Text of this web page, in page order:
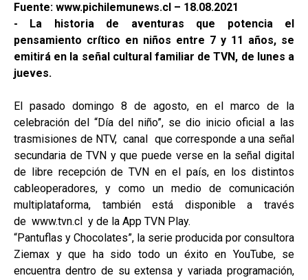
Fuente: www.pichilemunews.cl – 18.08.2021
- La historia de aventuras que potencia el
pensamiento crítico en niños entre 7 y 11 años, se
emitirá en la señal cultural familiar de TVN, de lunes a
jueves.
El pasado domingo 8 de agosto, en el marco de la
celebración del “Día del niño”, se dio inicio oficial a las
trasmisiones de NTV, canal que corresponde a una señal
secundaria de TVN y que puede verse en la señal digital
de libre recepción de TVN en el país, en los distintos
cableoperadores, y como un medio de comunicación
multiplataforma, también está disponible a través
de www.tvn.cl y de la App TVN Play.
“Pantuflas y Chocolates”, la serie producida por consultora
Ziemax y que ha sido todo un éxito en YouTube, se
encuentra dentro de su extensa y variada programación,